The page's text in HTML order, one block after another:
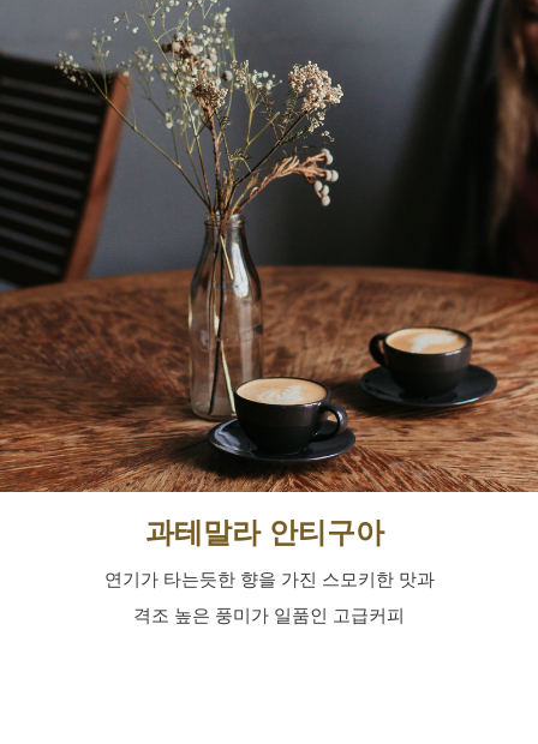
과테말라 안티구아
연기가 타는듯한 향을 가진 스모키한 맛과
격조 높은 풍미가 일품인 고급커피